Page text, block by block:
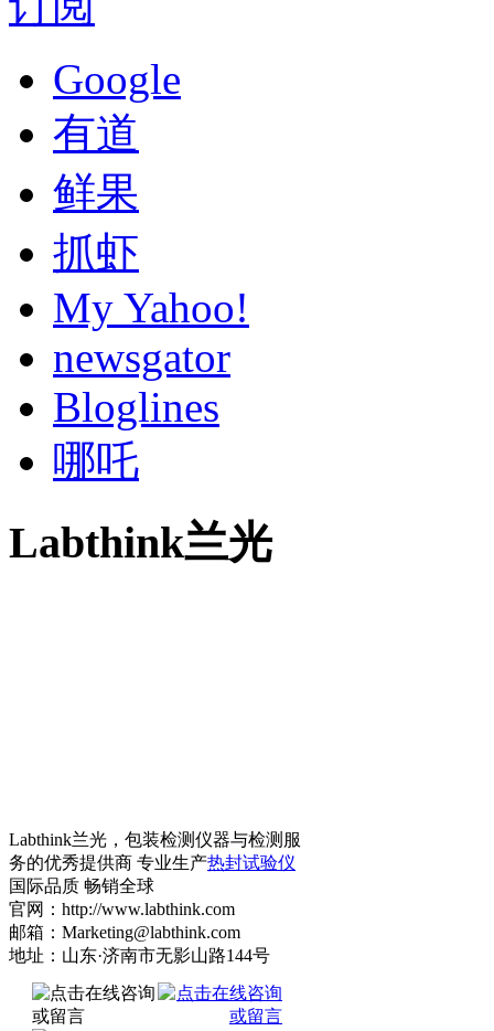
Google
有道
鲜果
抓虾
My Yahoo!
newsgator
Bloglines
哪吒
Labthink兰光
Labthink兰光，包装检测仪器与检测服
务的优秀提供商 专业生产热封试验仪
国际品质 畅销全球
官网：http://www.labthink.com
邮箱：Marketing@labthink.com
地址：山东·济南市无影山路144号